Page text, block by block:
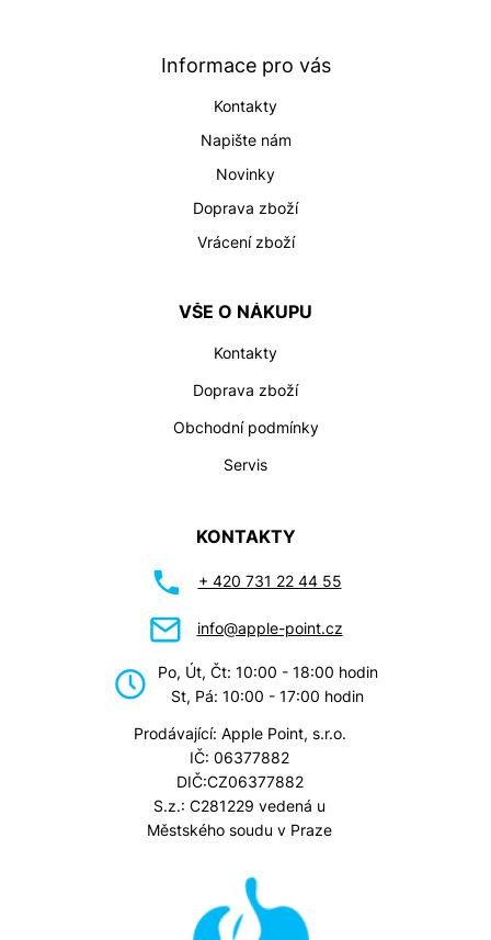
Informace pro vás
Kontakty
Napište nám
Novinky
Doprava zboží
Vrácení zboží
VŠE O NÁKUPU
Kontakty
Doprava zboží
Obchodní podmínky
Servis
KONTAKTY
+ 420 731 22 44 55
info@apple-point.cz
Po, Út, Čt: 10:00 - 18:00 hodin
St, Pá: 10:00 - 17:00 hodin
Prodávající: Apple Point, s.r.o.
IČ: 06377882
DIČ:CZ06377882
S.z.: C281229 vedená u
Městského soudu v Praze